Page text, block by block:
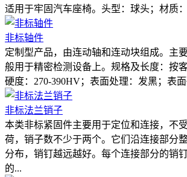
适用于牢固汽车座椅。头型：球头；材质
非标轴件
定制型产品，由连动轴和连动块组成。主
般用于精密检测设备上。规格及长度：按
硬度：270-390HV；表面处理：发黑；表
非标法兰销子
本类非标紧固件主要用于定位和连接，不
荷，销子数不少于两个。它们沿连接部分
分布，销钉越远越好。每个连接部分的销
的...